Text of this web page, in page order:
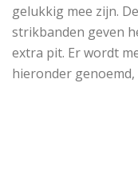
gelukkig mee zijn.
strikbanden geven
extra pit. Er wordt
hieronder genoemd,